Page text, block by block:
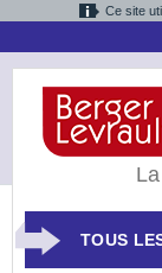
Ce site
TOUS